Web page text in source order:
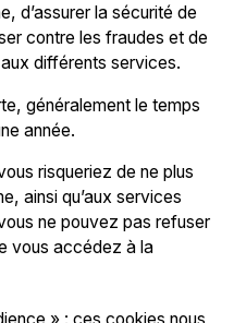
d’assurer la sécurité de
contre les fraudes et de
différents services.
généralement le temps
année.
risqueriez de ne plus
ainsi qu’aux services
ne pouvez pas refuser
vous accédez à la